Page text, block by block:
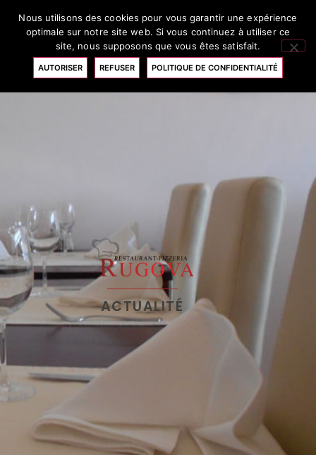
RÉSERVATION
ACTUALITÉ
Nous utilisons des cookies pour vous garantir une expérience
optimale sur notre site web. Si vous continuez à utiliser ce
site, nous supposons que vous êtes satisfait.
AUTORISER REFUSER POLITIQUE DE CONFIDENTIALITÉ